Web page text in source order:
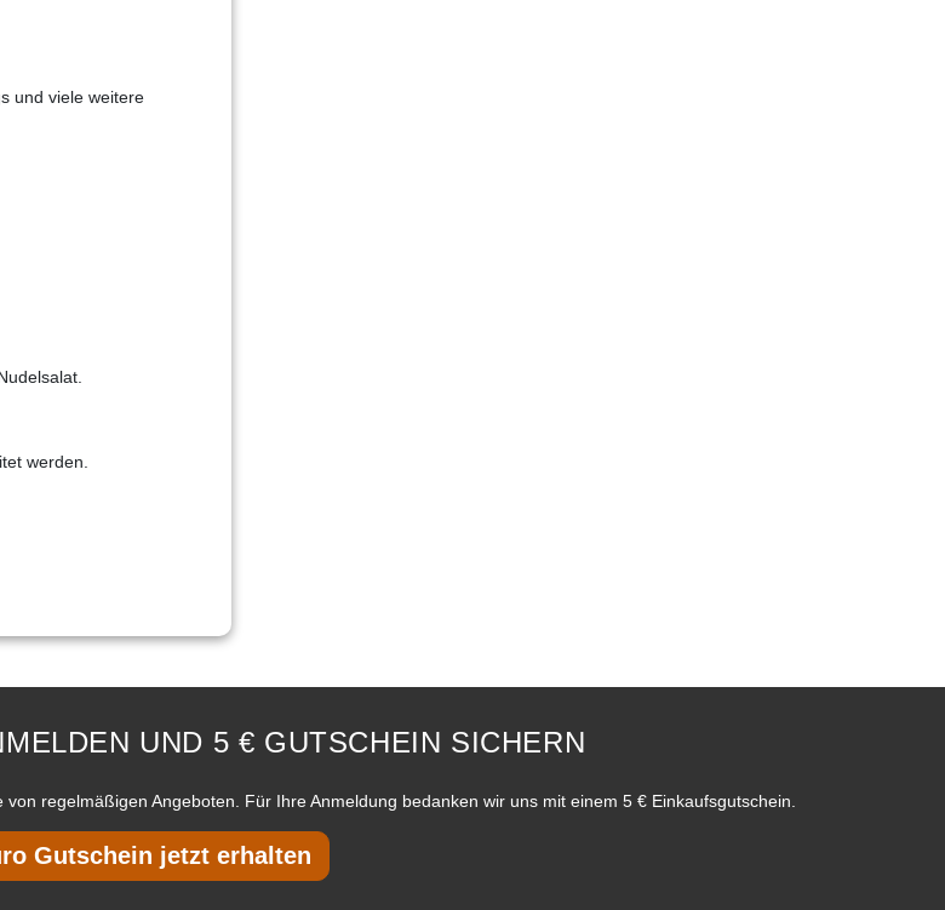
und viele weitere
werden.
UND 5 € GUTSCHEIN SICHERN
regelmäßigen Angeboten. Für Ihre Anmeldung bedanken wir uns mit einem 5 € Einkaufsgutschein.
Gutschein jetzt erhalten